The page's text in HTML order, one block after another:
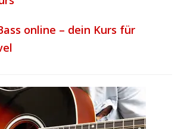
online – dein Kurs für